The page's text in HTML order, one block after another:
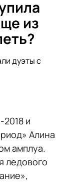
из
дуэты с
и
Алина
амплуа.
ледового